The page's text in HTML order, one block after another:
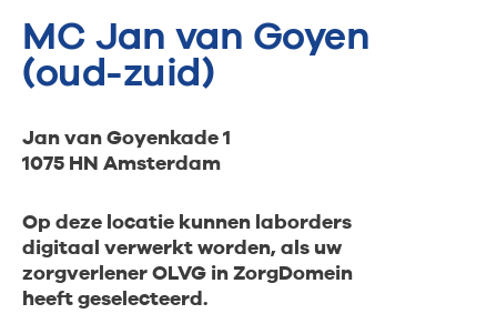
MC Jan van Goyen
(oud-zuid)
Jan van Goyenkade 1
1075 HN Amsterdam
Op deze locatie kunnen laborders
digitaal verwerkt worden, als uw
zorgverlener OLVG in ZorgDomein
heeft geselecteerd.